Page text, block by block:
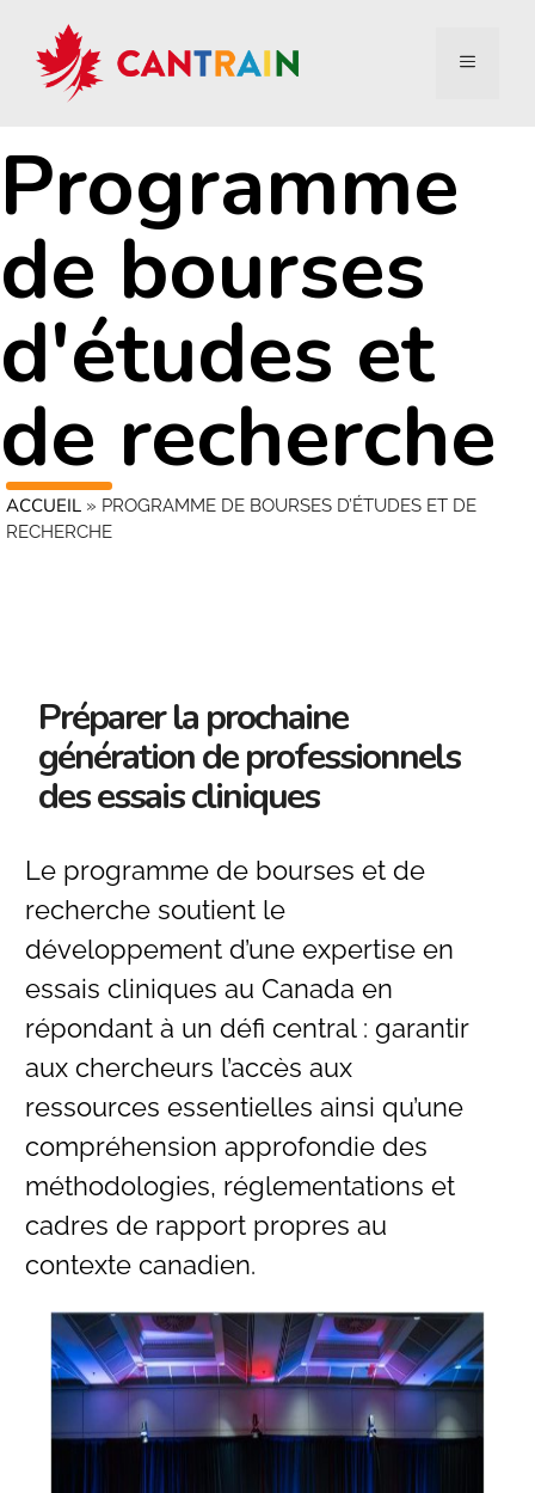
Programme
de bourses
d'études et
de recherche
ACCUEIL » PROGRAMME DE BOURSES D’ÉTUDES ET DE
RECHERCHE
Préparer la prochaine
génération de professionnels
des essais cliniques
Le programme de bourses et de
recherche soutient le
développement d’une expertise en
essais cliniques au Canada en
répondant à un défi central : garantir
aux chercheurs l’accès aux
ressources essentielles ainsi qu’une
compréhension approfondie des
méthodologies, réglementations et
cadres de rapport propres au
contexte canadien.